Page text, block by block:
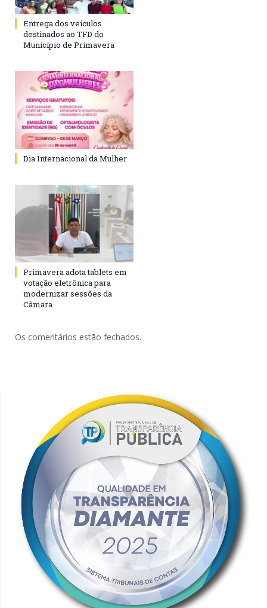
Entrega dos veículos
destinados ao TFD do
Município de Primavera
Dia Internacional da Mulher
Primavera adota tablets em
votação eletrônica para
modernizar sessões da
Câmara
Os comentários estão fechados.